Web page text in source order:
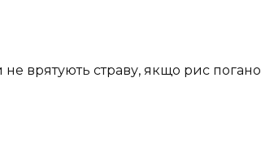
врятують страву, якщо рис погано